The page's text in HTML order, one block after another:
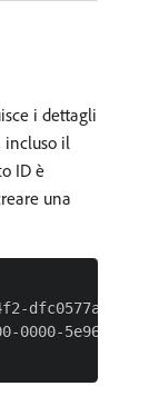
i dettagli
incluso il
ID è
una
0000-